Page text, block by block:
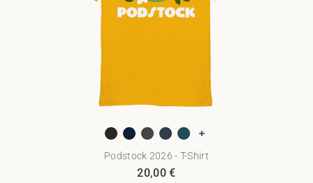
Podstock 2026 - T-Shirt
20,00€